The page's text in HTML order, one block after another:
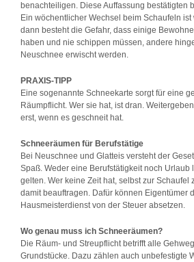
benachteiligen. Diese Auffassung bestätigten
Ein wöchentlicher Wechsel beim Schaufeln
dann besteht die Gefahr, dass einige
haben und nie schippen müssen, andere
Neuschnee erwischt werden.
PRAXIS-TIPP
Eine sogenannte Schneekarte sorgt für eine
Räumpflicht. Wer sie hat, ist dran.
erst, wenn es geschneit hat.
Schneeräumen für Berufstätige
Bei Neuschnee und Glatteis versteht der
Spaß. Weder eine Berufstätigkeit noch Urlaub
gelten. Wer keine Zeit hat, selbst zur Schaufel
damit beauftragen. Dafür können Eigentümer
Hausmeisterdienst von der Steuer absetzen.
Wo genau muss ich Schneeräumen?
Die Räum- und Streupflicht betrifft alle
Grundstücke. Dazu zählen auch unbefestigte